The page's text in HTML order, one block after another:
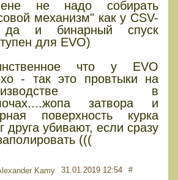
не надо собирать
механизм" как у CSV-
и бинарный спуск
для EVO)
что у EVO
- так это провтыки на
в
затвора и
поверхность курка
друга убивают, если сразу
(((
Kamy 31.01.2019 12:54 #